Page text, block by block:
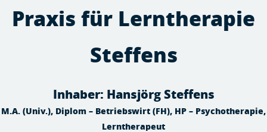
InhaltPraxis für Lerntherapie
Steffens
Inhaber: Hansjörg Steffens
M.A. (Univ.), Diplom – Betriebswirt (FH), HP – Psychotherapie,
Lerntherapeut